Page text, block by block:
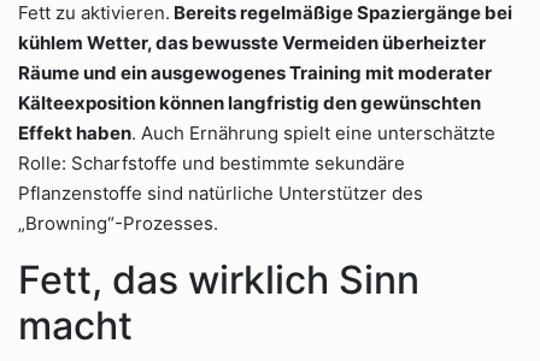
Fett zu aktivieren. Bereits regelmäßige Spaziergänge bei
kühlem Wetter, das bewusste Vermeiden überheizter
Räume und ein ausgewogenes Training mit moderater
Kälteexposition können langfristig den gewünschten
Effekt haben. Auch Ernährung spielt eine unterschätzte
Rolle: Scharfstoffe und bestimmte sekundäre
Pflanzenstoffe sind natürliche Unterstützer des
„Browning“-Prozesses.
Fett, das wirklich Sinn
macht